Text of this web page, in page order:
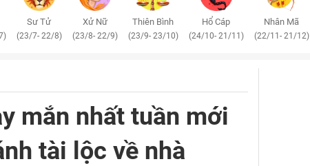
Sư Tử
(23/7- 22/8)
Xử Nữ
(23/8- 22/9)
Thiên Bình
(23/9- 23/10)
Hổ Cáp
(24/10- 21/11)
Nhân Mã
(22/11- 21/12)
mắn nhất tuần mới
tài lộc về nhà